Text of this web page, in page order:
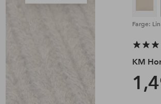
Farge: Lin
KM